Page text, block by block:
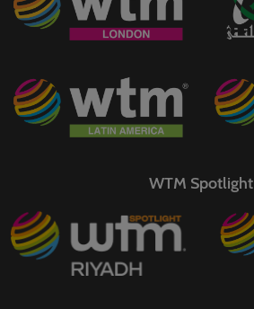
WTM Spotlight